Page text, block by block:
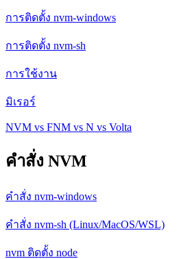
การติดตั้ง nvm-windows
การติดตั้ง nvm-sh
การใช้งาน
มิเรอร์
NVM vs FNM vs N vs Volta
คำสั่ง NVM
คำสั่ง nvm-windows
คำสั่ง nvm-sh (Linux/MacOS/WSL)
nvm ติดตั้ง node